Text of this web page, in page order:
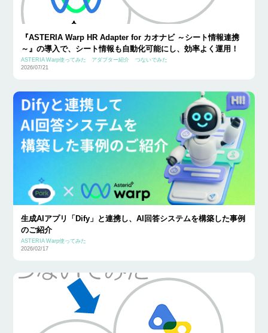
『ASTERIA Warp HR Adapter for カオナビ ～シート情報連携
～』の導入で、シート情報も自動化可能にし、効率よく運用！
ASTERIA Warp使ってみた アダプター紹介
つないでみた
2026/07/21
生成AIアプリ「Dify」と連携し、AI回答システムを構築した事例
のご紹介
ASTERIA Warp使ってみた
2026/02/17